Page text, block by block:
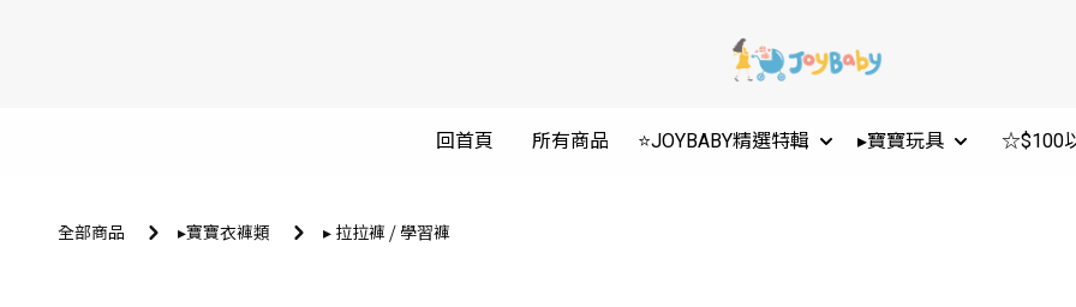
回首頁 所有商品 ⭐JOYBABY精選特輯 ▸寶寶玩具 ☆$100
全部商品 ▸寶寶衣褲類 ▸ 拉拉褲 ⧸ 學習褲